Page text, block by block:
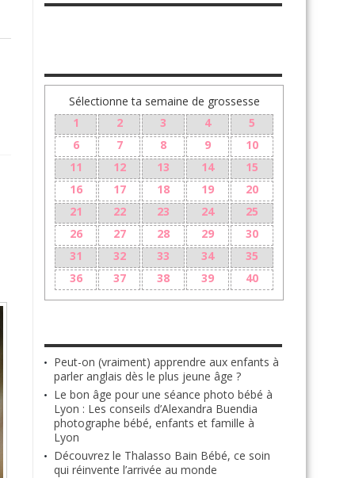
Sélectionne ta semaine de grossesse
1
2 3 4
5
6
7 8 9
10
11
12 13 14
15
16
17 18 19
20
21
22 23 24
25
26
27 28 29
30
31
32 33 34
35
36
37 38 39 40
Peut-on (vraiment) apprendre aux enfants à
parler anglais dès le plus jeune âge ?
Le bon âge pour une séance photo bébé à
Lyon : Les conseils d’Alexandra Buendia
photographe bébé, enfants et famille à
Lyon
Découvrez le Thalasso Bain Bébé, ce soin
qui réinvente l’arrivée au monde